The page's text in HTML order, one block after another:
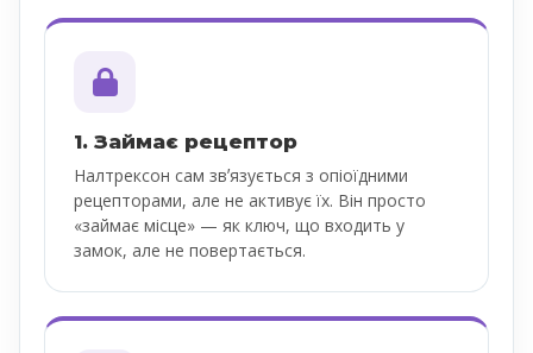
1. Займає рецептор
Налтрексон сам звʼязується з опіоїдними
рецепторами, але не активує їх. Він просто
«займає місце» — як ключ, що входить у
замок, але не повертається.